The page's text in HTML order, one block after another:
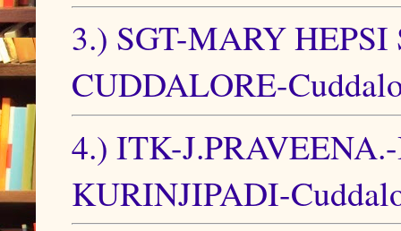
3.) SGT-MARY
CUDDALORE-
4.) ITK-
KURINJIPADI-